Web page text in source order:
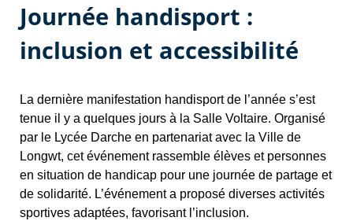
Journée handisport :
inclusion et accessibilité
La dernière manifestation handisport de l’année s’est
tenue il y a quelques jours à la Salle Voltaire. Organisé
par le Lycée Darche en partenariat avec la Ville de
Longwt, cet événement rassemble élèves et personnes
en situation de handicap pour une journée de partage et
de solidarité. L’événement a proposé diverses activités
sportives adaptées, favorisant l’inclusion.